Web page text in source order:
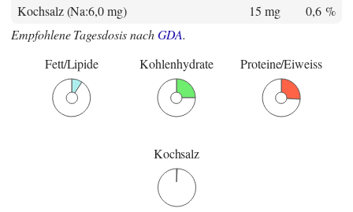
Kochsalz (Na:6,0 mg)
15 mg
0,6 %
Empfohlene Tagesdosis nachGDA.
Fett/Lipide
Kohlenhydrate Proteine/Eiweiss
Kochsalz